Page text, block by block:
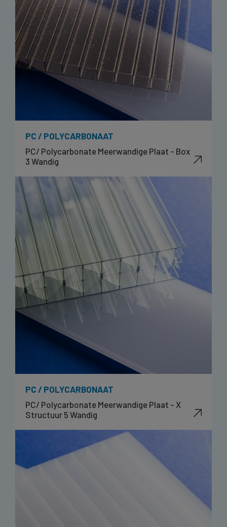
PC / POLYCARBONAAT
PC/ Polycarbonate Meerwandige Plaat - Box
3 Wandig
PC / POLYCARBONAAT
PC/ Polycarbonate Meerwandige Plaat - X
Structuur 5 Wandig